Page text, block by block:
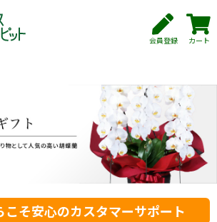
会員登録 カート
こそ安心のカスタマーサポート